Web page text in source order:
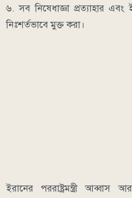
৬. সব নিষেধাজ্ঞা প্রত্যাহার
নিঃশর্তভাবে মুক্ত করা।
ইরানের পররাষ্ট্রমন্ত্রী আব্বাস